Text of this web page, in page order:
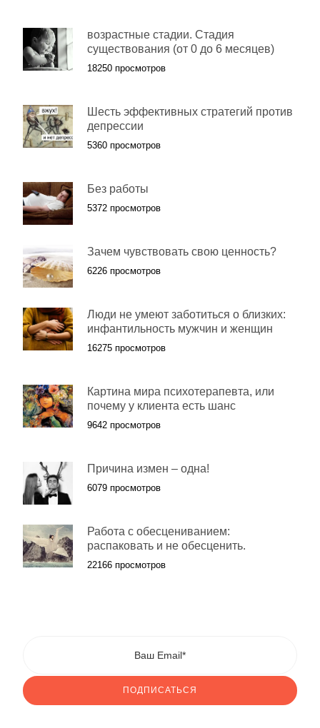
возрастные стадии. Стадия
существования (от 0 до 6 месяцев)
18250 просмотров
Шесть эффективных стратегий против
депрессии
5360 просмотров
Без работы
5372 просмотров
Зачем чувствовать свою ценность?
6226 просмотров
Люди не умеют заботиться о близких:
инфантильность мужчин и женщин
16275 просмотров
Картина мира психотерапевта, или
почему у клиента есть шанс
9642 просмотров
Причина измен – одна!
6079 просмотров
Работа с обесцениванием:
распаковать и не обесценить.
22166 просмотров
ПОДПИСАТЬСЯ